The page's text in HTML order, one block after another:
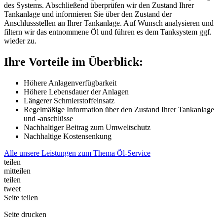
des Systems. Abschließend überprüfen wir den Zustand Ihrer
Tankanlage und informieren Sie über den Zustand der
Anschlussstellen an Ihrer Tankanlage. Auf Wunsch analysieren und
filtern wir das entnommene Öl und führen es dem Tanksystem ggf.
wieder zu.
Ihre Vorteile im Überblick:
Höhere Anlagenverfügbarkeit
Höhere Lebensdauer der Anlagen
Längerer Schmierstoffeinsatz
Regelmäßige Information über den Zustand Ihrer Tankanlage
und -anschlüsse
Nachhaltiger Beitrag zum Umweltschutz
Nachhaltige Kostensenkung
Alle unsere Leistungen zum Thema Öl-Service
teilen
mitteilen
teilen
tweet
Seite teilen
Seite drucken